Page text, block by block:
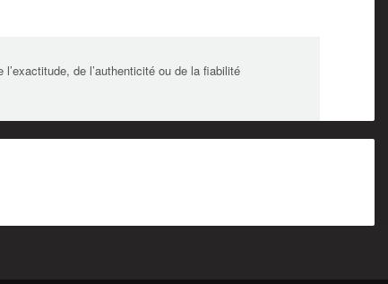
de l’authenticité ou de la fiabilité